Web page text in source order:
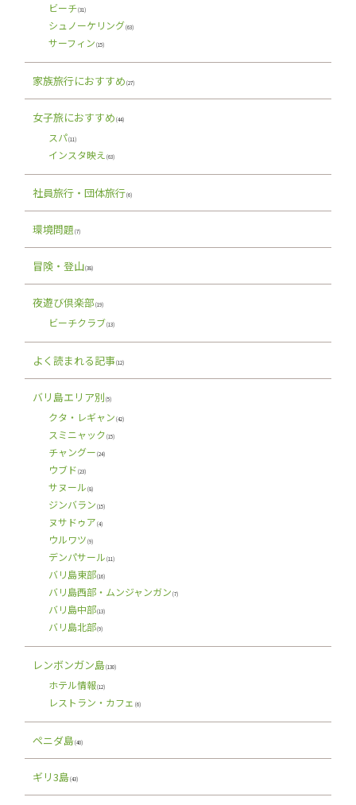
ビーチ(31)
シュノーケリング(63)
サーフィン (15)
家族旅行におすすめ (27)
女子旅におすすめ (44)
スパ(11)
インスタ映え (63)
社員旅行・団体旅行(6)
環境問題 (7)
冒険・登山(38)
夜遊び倶楽部 (19)
ビーチクラブ(13)
よく読まれる記事(12)
バリ島エリア別 (5)
クタ・レギャン (42)
スミニャック (15)
チャングー (24)
ウブド (23)
サヌール (8)
ジンバラン (15)
ヌサドゥア (4)
ウルワツ (9)
デンパサール (11)
バリ島東部(16)
バリ島西部・ムンジャンガン (7)
バリ島中部(13)
バリ島北部(9)
レンボンガン島(130)
ホテル情報(12)
レストラン・カフェ (6)
ペニダ島(40)
ギリ3島(43)